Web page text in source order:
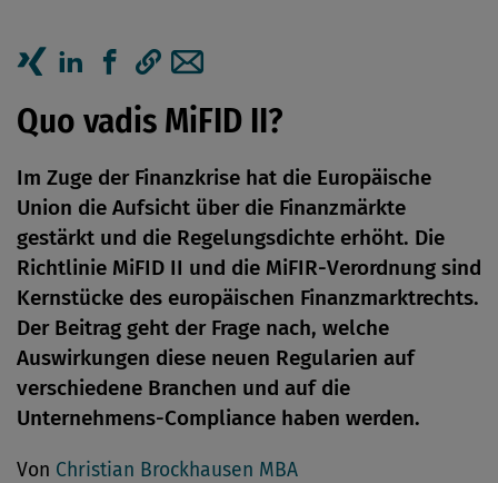
Seiteninhalt
Artikel auf Xing teilen
Artikel auf linkedIn teilen
Artikel auf Facebook teilen
Artikellink kopieren
Artikel per Mail teilen
Quo vadis MiFID II?
Im Zuge der Finanzkrise hat die Europäische
Union die Aufsicht über die Finanzmärkte
gestärkt und die Regelungsdichte erhöht. Die
Richtlinie MiFID II und die MiFIR-Verordnung sind
Kernstücke des europäischen Finanzmarktrechts.
Der Beitrag geht der Frage nach, welche
Auswirkungen diese neuen Regularien auf
verschiedene Branchen und auf die
Unternehmens-Compliance haben werden.
Von Christian Brockhausen MBA